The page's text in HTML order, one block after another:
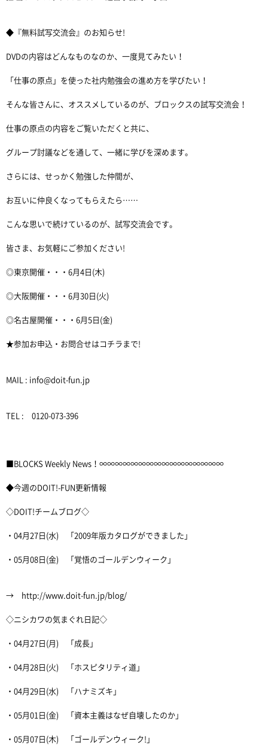
◆『無料試写交流会』のお知らせ!
DVDの内容はどんなものなのか、一度見てみたい！
「仕事の原点」を使った社内勉強会の進め方を学びたい！
そんな皆さんに、オススメしているのが、ブロックスの試写交流会！
仕事の原点の内容をご覧いただくと共に、
グループ討議などを通して、一緒に学びを深めます。
さらには、せっかく勉強した仲間が、
お互いに仲良くなってもらえたら……
こんな思いで続けているのが、試写交流会です。
皆さま、お気軽にご参加ください!
◎東京開催・・・6月4日(木)
◎大阪開催・・・6月30日(火)
◎名古屋開催・・・6月5日(金)
★参加お申込・お問合せはコチラまで!
MAIL : info@doit-fun.jp
TEL : 0120-073-396
■BLOCKS Weekly News！∞∞∞∞∞∞∞∞∞∞∞∞∞∞∞∞
◆今週のDOIT!-FUN更新情報
◇DOIT!チームブログ◇
・04月27日(水) 「2009年版カタログができました」
・05月08日(金) 「覚悟のゴールデンウィーク」
→ http://www.doit-fun.jp/blog/
◇ニシカワの気まぐれ日記◇
・04月27日(月) 「成長」
・04月28日(火) 「ホスピタリティ道」
・04月29日(水) 「ハナミズキ」
・05月01日(金) 「資本主義はなぜ自壊したのか」
・05月07日(木) 「ゴールデンウィーク!」